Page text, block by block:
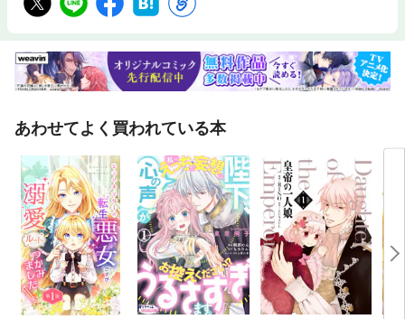
あわせてよく買われている本